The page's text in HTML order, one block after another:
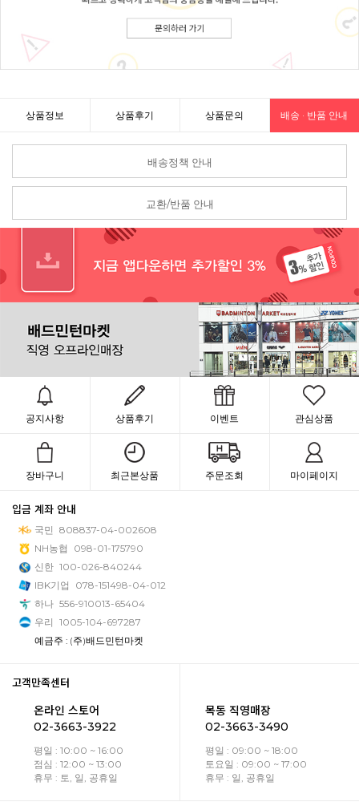
상품정보 상품후기 상품문의 배송 · 반품 안내
배송정책 안내
교환/반품 안내
공지사항 상품후기 이벤트 관심상품
장바구니 최근본상품 주문조회 마이페이지
입금 계좌 안내
국민 808837-04-002608
NH농협
098-01-175790
신한 100-026-840244
IBK기업
078-151498-04-012
하나 556-910013-65404
우리 1005-104-697287
예금주 : (주)배드민턴마켓
고객만족센터
온라인 스토어
02-3663-3922
평일 : 10:00 ~ 16:00
점심 : 12:00 ~ 13:00
휴무 : 토, 일, 공휴일
목동 직영매장
02-3663-3490
평일 : 09:00 ~ 18:00
토요일 : 09:00 ~ 17:00
휴무 : 일, 공휴일